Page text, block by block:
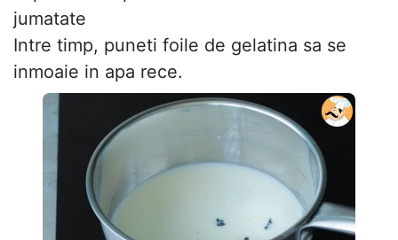
jumatate
Intre timp, puneti foile de gelatina sa se
inmoaie in apa rece.